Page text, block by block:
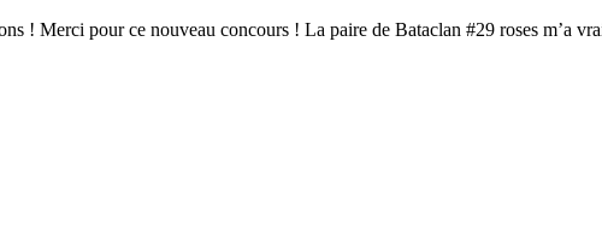
! Merci pour ce nouveau concours ! La paire de Bataclan #29 roses m’a